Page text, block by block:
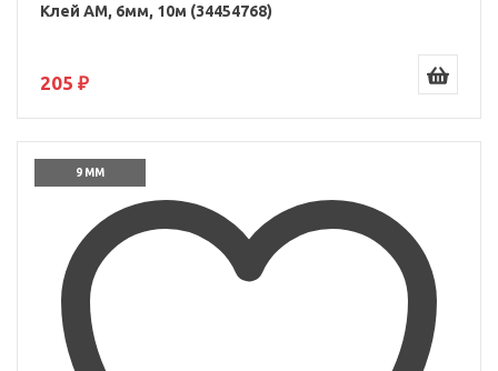
Клей AM, 6мм, 10м (34454768)
205 ₽
9 ММ